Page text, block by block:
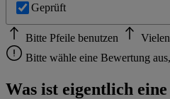
Geprüft
Bitte Pfeile benutzen
Bitte wähle eine Bewertung
Was ist eigentlich